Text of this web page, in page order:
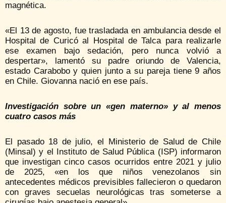
magnética.
«El 13 de agosto, fue trasladada en ambulancia desde el
Hospital de Curicó al Hospital de Talca para realizarle
ese examen bajo sedación, pero nunca volvió a
despertar», lamentó su padre oriundo de Valencia,
estado Carabobo y quien junto a su pareja tiene 9 años
en Chile. Giovanna nació en ese país.
Investigación sobre un «gen materno» y al menos
cuatro casos más
El pasado 18 de julio, el Ministerio de Salud de Chile
(Minsal) y el Instituto de Salud Pública (ISP) informaron
que investigan cinco casos ocurridos entre 2021 y julio
de 2025, «en los que niños venezolanos sin
antecedentes médicos previsibles fallecieron o quedaron
con graves secuelas neurológicas tras someterse a